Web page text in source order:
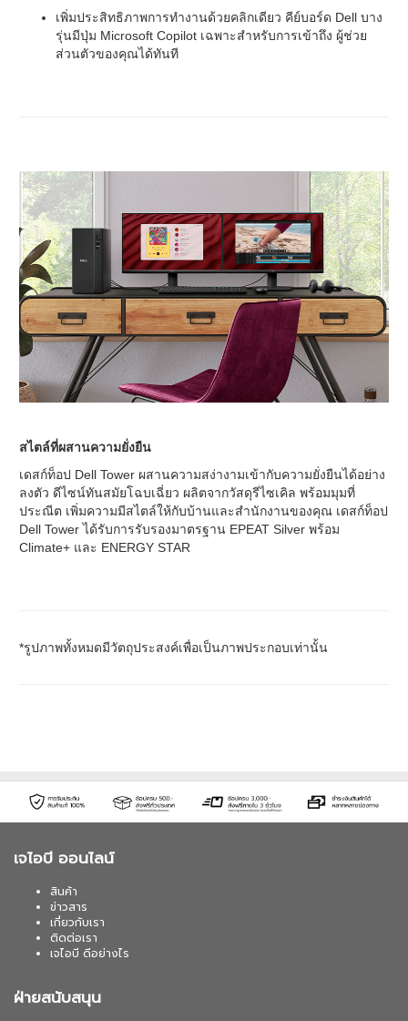
เพิ่มประสิทธิภาพการทำงานด้วยคลิกเดียว คีย์บอร์ด Dell บาง
รุ่นมีปุ่ม Microsoft Copilot เฉพาะสำหรับการเข้าถึง ผู้ช่วย
ส่วนตัวของคุณได้ทันที
สไตล์ที่ผสานความยั่งยืน
เดสก์ท็อป Dell Tower ผสานความสง่างามเข้ากับความยั่งยืนได้อย่าง
ลงตัว ดีไซน์ทันสมัยโฉบเฉี่ยว ผลิตจากวัสดุรีไซเคิล พร้อมมุมที่
ประณีต เพิ่มความมีสไตล์ให้กับบ้านและสำนักงานของคุณ เดสก์ท็อป
Dell Tower ได้รับการรับรองมาตรฐาน EPEAT Silver พร้อม
Climate+ และ ENERGY STAR
*รูปภาพทั้งหมดมีวัตถุประสงค์เพื่อเป็นภาพประกอบเท่านั้น
เจไอบี ออนไลน์
สินค้า
ข่าวสาร
เกี่ยวกับเรา
ติดต่อเรา
เจไอบี ดีอย่างไร
ฝ่ายสนับสนุน